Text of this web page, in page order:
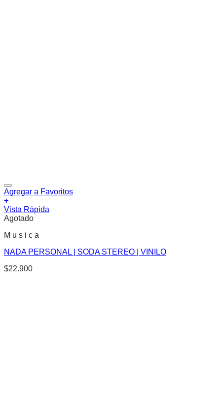
Agregar a Favoritos
+
Vista Rápida
Agotado
M u s i c a
NADA PERSONAL | SODA STEREO | VINILO
$22.900